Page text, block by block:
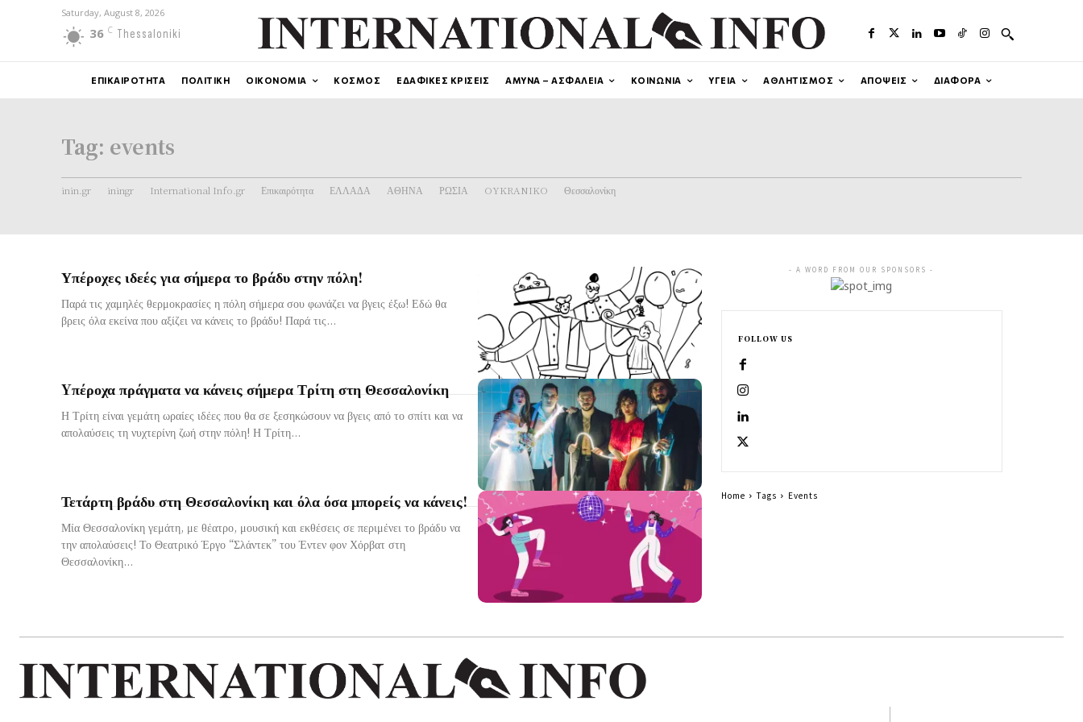
Saturday, August 8, 2026
36 C Thessaloniki
ΕΠΙΚΑΙΡΟΤΗΤΑ ΠΟΛΙΤΙΚΗ ΟΙΚΟΝΟΜΙΑ ΚΟΣΜΟΣ ΕΔΑΦΙΚΕΣ ΚΡΙΣΕΙΣ ΑΜΥΝΑ – ΑΣΦΑΛΕΙΑ ΚΟΙΝΩΝΙΑ ΥΓΕΙΑ ΑΘΛΗΤΙΣΜΟΣ ΑΠΟΨΕΙΣ ΔΙΑΦΟΡΑ
Tag: events
inin.gr iningr International Info.gr Επικαιρότητα ΕΛΛΑΔΑ ΑΘΗΝΑ ΡΩΣΙΑ OYKRANIKO Θεσσαλονίκη
Υπέροχες ιδεές για σήμερα το βράδυ στην πόλη!
Παρά τις χαμηλές θερμοκρασίες η πόλη σήμερα σου φωνάζει να βγεις έξω! Εδώ θα
βρεις όλα εκείνα που αξίζει να κάνεις το βράδυ! Παρά τις...
Yπέροχα πράγματα να κάνεις σήμερα Τρίτη στη Θεσσαλονίκη
Η Τρίτη είναι γεμάτη ωραίες ιδέες που θα σε ξεσηκώσουν να βγεις από το σπίτι και να
απολαύσεις τη νυχτερίνη ζωή στην πόλη! Η Τρίτη...
Τετάρτη βράδυ στη Θεσσαλονίκη και όλα όσα μπορείς να κάνεις!
Μία Θεσσαλονίκη γεμάτη, με θέατρο, μουσική και εκθέσεις σε περιμένει το βράδυ να
την απολαύσεις! Το Θεατρικό Έργο “Σλάντεκ” του Έντεν φον Χόρβατ στη
Θεσσαλονίκη...
- A WORD FROM OUR SPONSORS -
FOLLOW US
Home Tags Events